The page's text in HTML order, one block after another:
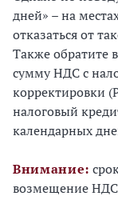
дней» – на
отказаться от
Также обратите
сумму НДС с
корректировки
налоговый
календарных
Внимание:
возмещение НДС